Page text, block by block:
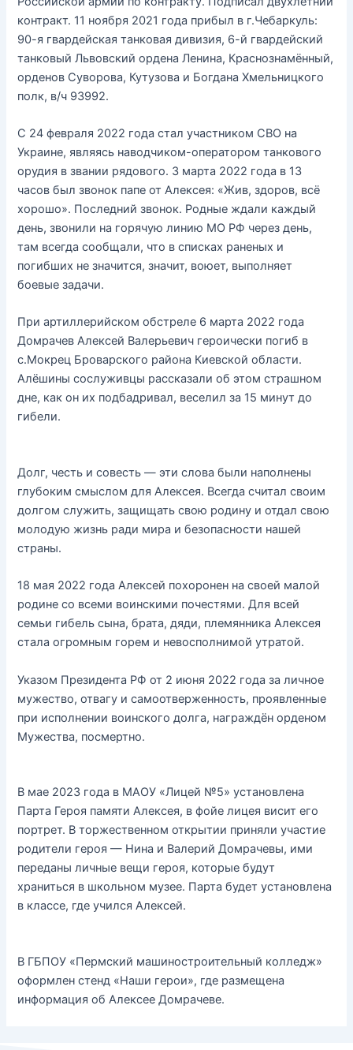
контракт. 11 ноября 2021 года прибыл в г.Чебаркуль:
90-я гвардейская танковая дивизия, 6-й гвардейский
танковый Львовский ордена Ленина, Краснознамённый,
орденов Суворова, Кутузова и Богдана Хмельницкого
полк, в/ч 93992.
С 24 февраля 2022 года стал участником СВО на
Украине, являясь наводчиком-оператором танкового
орудия в звании рядового. 3 марта 2022 года в 13
часов был звонок папе от Алексея: «Жив, здоров, всё
хорошо». Последний звонок. Родные ждали каждый
день, звонили на горячую линию МО РФ через день,
там всегда сообщали, что в списках раненых и
погибших не значится, значит, воюет, выполняет
боевые задачи.
При артиллерийском обстреле 6 марта 2022 года
Домрачев Алексей Валерьевич героически погиб в
с.Мокрец Броварского района Киевской области.
Алёшины сослуживцы рассказали об этом страшном
дне, как он их подбадривал, веселил за 15 минут до
гибели.
Долг, честь и совесть — эти слова были наполнены
глубоким смыслом для Алексея. Всегда считал своим
долгом служить, защищать свою родину и отдал свою
молодую жизнь ради мира и безопасности нашей
страны.
18 мая 2022 года Алексей похоронен на своей малой
родине со всеми воинскими почестями. Для всей
семьи гибель сына, брата, дяди, племянника Алексея
стала огромным горем и невосполнимой утратой.
Указом Президента РФ от 2 июня 2022 года за личное
мужество, отвагу и самоотверженность, проявленные
при исполнении воинского долга, награждён орденом
Мужества, посмертно.
В мае 2023 года в МАОУ «Лицей №5» установлена
Парта Героя памяти Алексея, в фойе лицея висит его
портрет. В торжественном открытии приняли участие
родители героя — Нина и Валерий Домрачевы, ими
переданы личные вещи героя, которые будут
храниться в школьном музее. Парта будет установлена
в классе, где учился Алексей.
В ГБПОУ «Пермский машиностроительный колледж»
оформлен стенд «Наши герои», где размещена
информация об Алексее Домрачеве.